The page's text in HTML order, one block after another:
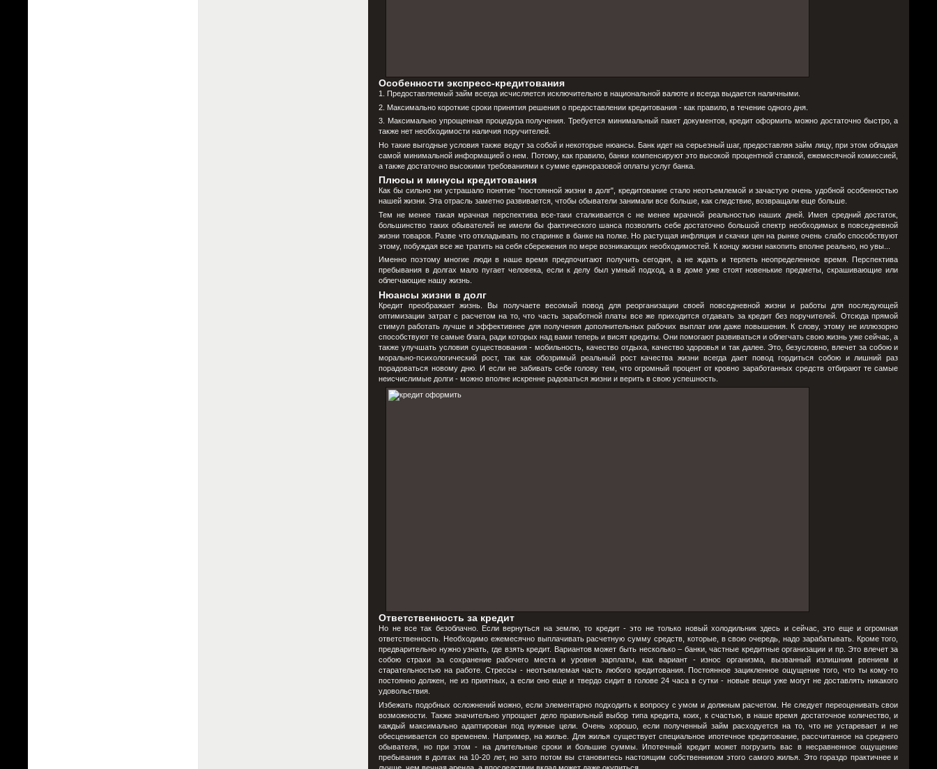
Особенности экспресс-кредитования
1. Предоставляемый займ всегда исчисляется исключительно в национальной валюте и всегда выдается наличными.
2. Максимально короткие сроки принятия решения о предоставлении кредитования - как правило, в течение одного дня.
3. Максимально упрощенная процедура получения. Требуется минимальный пакет документов, кредит оформить можно достаточно быстро, а
также нет необходимости наличия поручителей.
Но такие выгодные условия также ведут за собой и некоторые нюансы. Банк идет на серьезный шаг, предоставляя займ лицу, при этом обладая
самой минимальной информацией о нем. Потому, как правило, банки компенсируют это высокой процентной ставкой, ежемесячной комиссией,
а также достаточно высокими требованиями к сумме единоразовой оплаты услуг банка.
Плюсы и минусы кредитования
Как бы сильно ни устрашало понятие "постоянной жизни в долг", кредитование стало неотъемлемой и зачастую очень удобной особенностью
нашей жизни. Эта отрасль заметно развивается, чтобы обыватели занимали все больше, как следствие, возвращали еще больше.
Тем не менее такая мрачная перспектива все-таки сталкивается с не менее мрачной реальностью наших дней. Имея средний достаток,
большинство таких обывателей не имели бы фактического шанса позволить себе достаточно большой спектр необходимых в повседневной
жизни товаров. Разве что откладывать по старинке в банке на полке. Но растущая инфляция и скачки цен на рынке очень слабо способствуют
этому, побуждая все же тратить на себя сбережения по мере возникающих необходимостей. К концу жизни накопить вполне реально, но увы...
Именно поэтому многие люди в наше время предпочитают получить сегодня, а не ждать и терпеть неопределенное время. Перспектива
пребывания в долгах мало пугает человека, если к делу был умный подход, а в доме уже стоят новенькие предметы, скрашивающие или
облегчающие нашу жизнь.
Нюансы жизни в долг
Кредит преображает жизнь. Вы получаете весомый повод для реорганизации своей повседневной жизни и работы для последующей
оптимизации затрат с расчетом на то, что часть заработной платы все же приходится отдавать за кредит без поручителей. Отсюда прямой
стимул работать лучше и эффективнее для получения дополнительных рабочих выплат или даже повышения. К слову, этому не иллюзорно
способствуют те самые блага, ради которых над вами теперь и висят кредиты. Они помогают развиваться и облегчать свою жизнь уже сейчас, а
также улучшать условия существования - мобильность, качество отдыха, качество здоровья и так далее. Это, безусловно, влечет за собою и
морально-психологический рост, так как обозримый реальный рост качества жизни всегда дает повод гордиться собою и лишний раз
порадоваться новому дню. И если не забивать себе голову тем, что огромный процент от кровно заработанных средств отбирают те самые
неисчислимые долги - можно вполне искренне радоваться жизни и верить в свою успешность.
Ответственность за кредит
Но не все так безоблачно. Если вернуться на землю, то кредит - это не только новый холодильник здесь и сейчас, это еще и огромная
ответственность. Необходимо ежемесячно выплачивать расчетную сумму средств, которые, в свою очередь, надо зарабатывать. Кроме того,
предварительно нужно узнать, где взять кредит. Вариантов может быть несколько – банки, частные кредитные организации и пр. Это влечет за
собою страхи за сохранение рабочего места и уровня зарплаты, как вариант - износ организма, вызванный излишним рвением и
старательностью на работе. Стрессы - неотъемлемая часть любого кредитования. Постоянное зацикленное ощущение того, что ты кому-то
постоянно должен, не из приятных, а если оно еще и твердо сидит в голове 24 часа в сутки - новые вещи уже могут не доставлять никакого
удовольствия.
Избежать подобных осложнений можно, если элементарно подходить к вопросу с умом и должным расчетом. Не следует переоценивать свои
возможности. Также значительно упрощает дело правильный выбор типа кредита, коих, к счастью, в наше время достаточное количество, и
каждый максимально адаптирован под нужные цели. Очень хорошо, если полученный займ расходуется на то, что не устаревает и не
обесценивается со временем. Например, на жилье. Для жилья существует специальное ипотечное кредитование, рассчитанное на среднего
обывателя, но при этом - на длительные сроки и большие суммы. Ипотечный кредит может погрузить вас в несравненное ощущение
пребывания в долгах на 10-20 лет, но зато потом вы становитесь настоящим собственником этого самого жилья. Это гораздо практичнее и